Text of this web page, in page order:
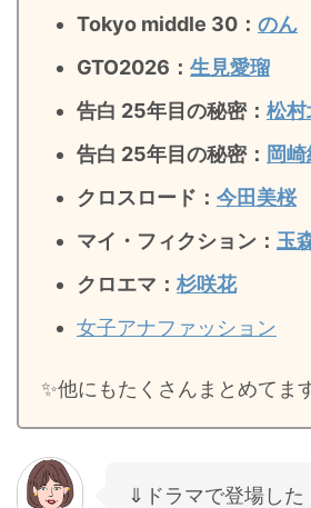
Tokyo middle 30： のん
GTO2026： 生見愛瑠
告白 25年目の秘密： 松
告白 25年目の秘密： 岡
クロスロード： 今田美桜
マイ・フィクション： 玉
クロエマ： 杉咲花
女子アナファッション
✨️他にもたくさんまとめてま
⇓ドラマで登場した